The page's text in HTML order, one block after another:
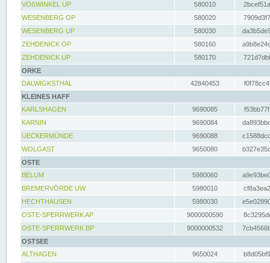
VOßWINKEL UP
580010
WESENBERG OP
580020
WESENBERG UP
580030
ZEHDENICK OP
580160
ZEHDENICK UP
580170
ORKE
DALWIGKSTHAL
42840453
KLEINES HAFF
KARLSHAGEN
9690085
KARNIN
9690084
UECKERMÜNDE
9690088
WOLGAST
9650080
OSTE
BELUM
5980060
BREMERVÖRDE UW
5980010
HECHTHAUSEN
5980030
OSTE-SPERRWERK AP
9000000590
OSTE-SPERRWERK BP
9000000532
OSTSEE
ALTHAGEN
9650024